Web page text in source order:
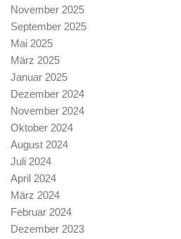
November 2025
September 2025
Mai 2025
März 2025
Januar 2025
Dezember 2024
November 2024
Oktober 2024
August 2024
Juli 2024
April 2024
März 2024
Februar 2024
Dezember 2023